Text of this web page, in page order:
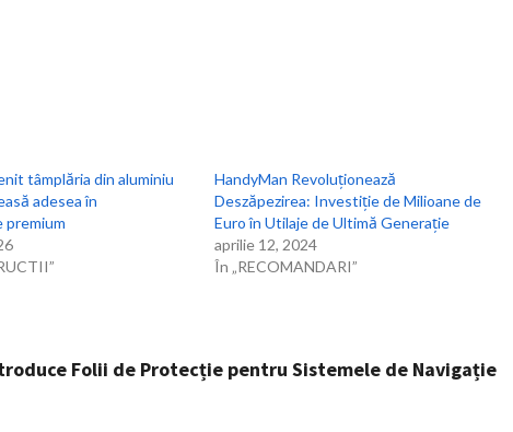
tâmplăria din aluminiu
adesea în
premium
HandyMan Revoluționează
Deszăpezirea: Investiție de Milioane de
Euro în Utilaje de Ultimă Generație
aprilie 12, 2024
În „RECOMANDARI”
Folii de Protecție pentru Sistemele de Navigație